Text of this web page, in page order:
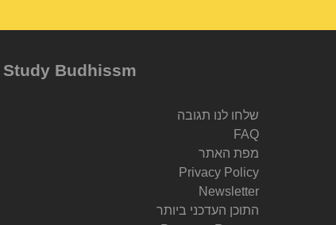
Study Budhissm הוא מיזם של Berzin Archives e.V, שנוסד על ידי Dr. Alexander Berzin
שלחו לנו תגובה
FAQ
מפת האתר
Privacy Policy
Newsletter
התוכן העדכני ביותר